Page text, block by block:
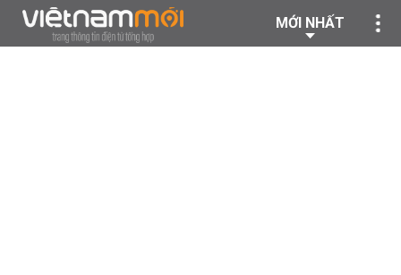
MỚI NHẤT